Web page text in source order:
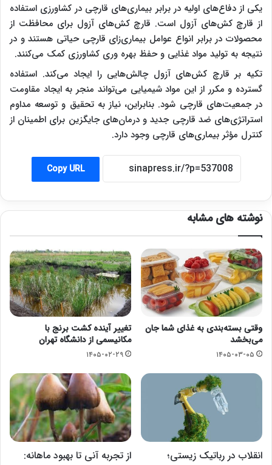
یکی از دفاع‌های اولیه در برابر بیماری‌های قارچی در کشاورزی استفاده
از قارچ کش‌های آزول است. قارچ کش‌های آزول برای محافظت از
محصولات در برابر انواع عوامل بیماری‌زای قارچی حیاتی هستند و در
نتیجه به تولید مواد غذایی و حفظ بهره وری کشاورزی کمک می‌کنند.
تکیه بر قارچ کش‌های آزول چالش‌هایی را ایجاد می‌کند. استفاده
گسترده و مکرر از این مواد شیمیایی می‌تواند منجر به ایجاد مقاومت
در جمعیت‌های قارچی شود. بنابراین، نیاز به تحقیق و توسعه مداوم
استراتژی‌های ضد قارچی جدید و درمان‌های جایگزین برای اطمینان از
کنترل مؤثر بیماری‌های قارچی وجود دارد.
Copy URL
نوشته های مشابه
وقتی بسته‌بندی به غذای شما جان
می‌بخشد
۱۴۰۵-۰۳-۰۵
تغییر آینده کشت برنج با
مکانیسمی از دانشگاه تهران
۱۴۰۵-۰۲-۲۹
انقلاب در رباتیک زیستی؛ از تجربه آنی تا بهبود ماهانه: